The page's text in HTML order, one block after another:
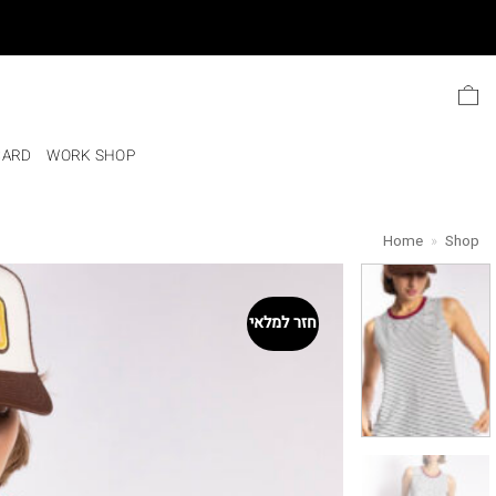
content
WORK SHOP
Home » Shop
חזר למלאי